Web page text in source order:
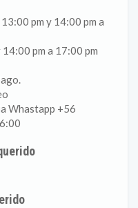
pm y 14:00 pm a
pm a 17:00 pm
Whastapp +56